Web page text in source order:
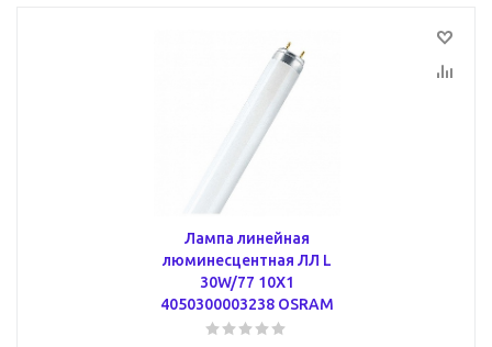
Лампа линейная
люминесцентная ЛЛ L
30W/77 10X1
4050300003238 OSRAM